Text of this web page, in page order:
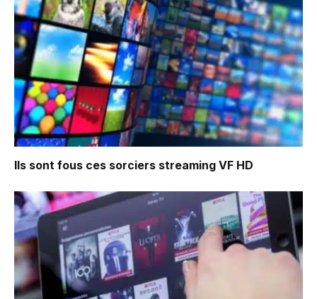
Ils sont fous ces sorciers streaming VF HD